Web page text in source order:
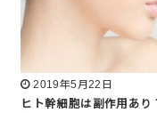
2019年5月22日
ヒト幹細胞は副作用あり